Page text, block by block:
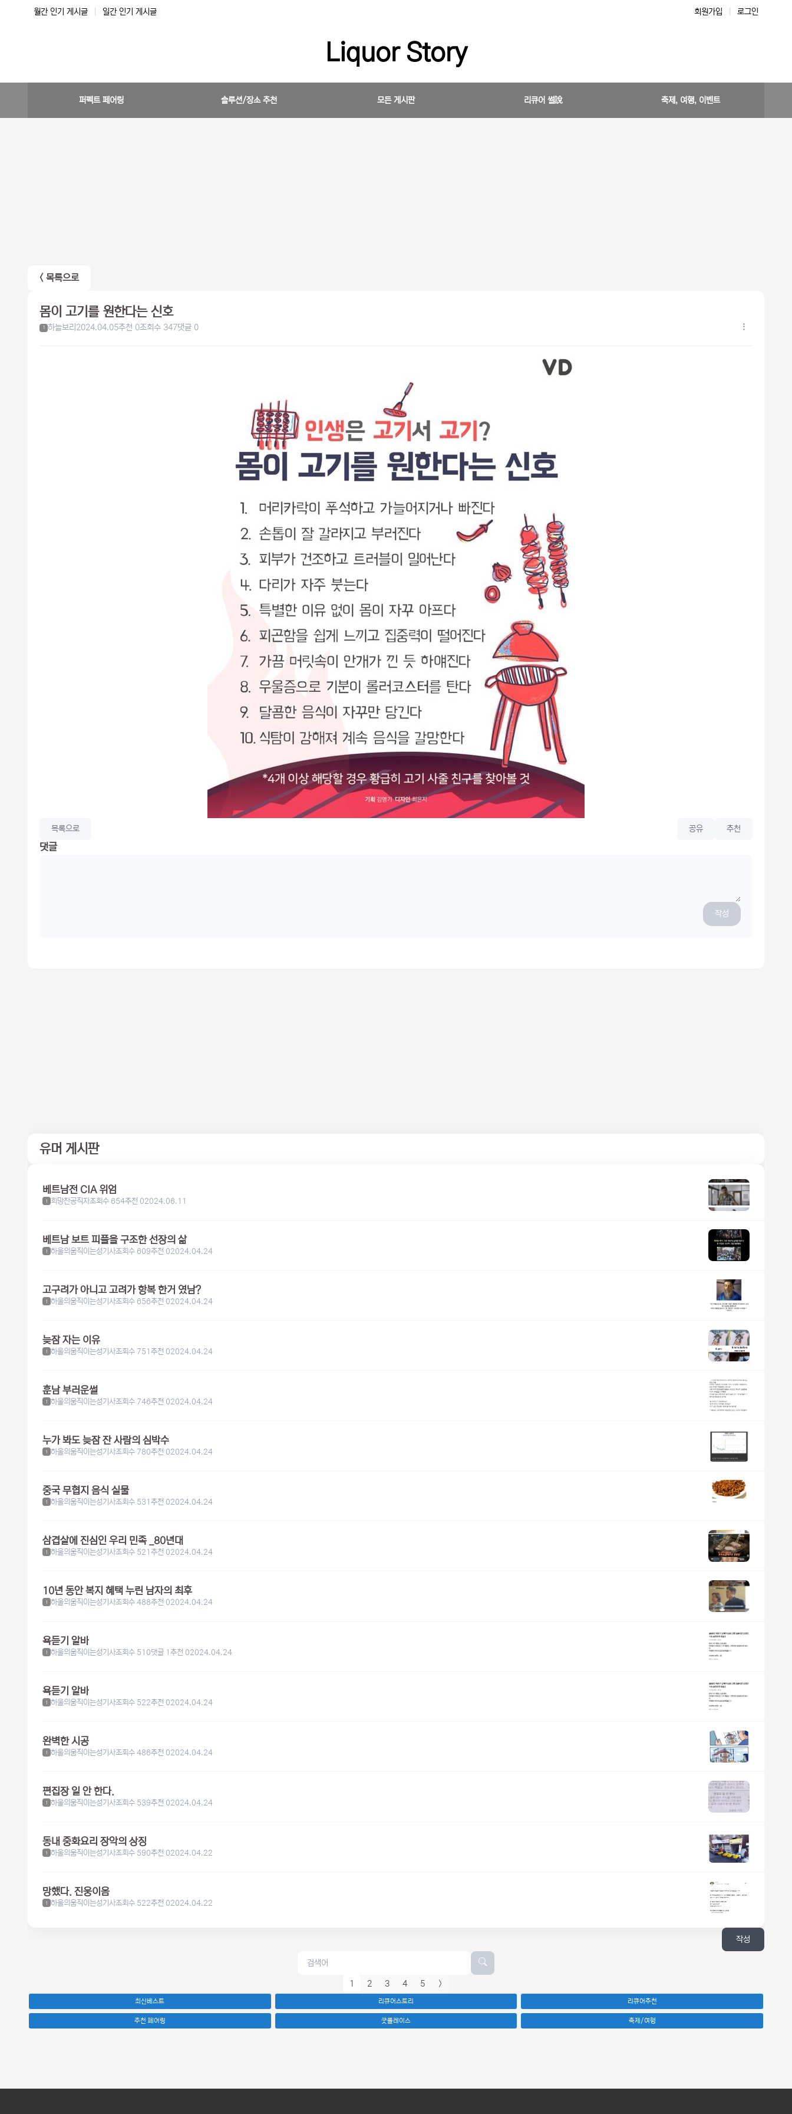
월간 인기 게시글 일간 인기 게시글 회원가입 로그인
Liquor Story
퍼펙트 페어링 솔루션/장소 추천 모든 게시판 리큐어 썰說 축제, 여행, 이벤트
< 목록으로
몸이 고기를 원한다는 신호
1 하늘보리 2024.04.05추천 0조회수 347댓글 0
목록으로 공유 추천
댓글
작성
유머 게시판
베트남전 CIA 위엄
1 희망찬공직자조회수 654추천 02024.06.11
베트남 보트 피플을 구조한 선장의 삶
1 하울의움직이는성기사조회수 609추천 02024.04.24
고구려가 아니고 고려가 항복 한거 였남?
1 하울의움직이는성기사조회수 656추천 02024.04.24
늦잠 자는 이유
1 하울의움직이는성기사조회수 751 추천 02024.04.24
훈남 부러운썰
1 하울의움직이는성기사조회수 746추천 02024.04.24
누가 봐도 늦잠 잔 사람의 심박수
1 하울의움직이는성기사조회수 780추천 02024.04.24
중국 무협지 음식 실물
1 하울의움직이는성기사조회수 531 추천 02024.04.24
삼겹살에 진심인 우리 민족 _80년대
1 하울의움직이는성기사조회수 521 추천 02024.04.24
10년 동안 복지 혜택 누린 남자의 최후
1 하울의움직이는성기사조회수 488추천 02024.04.24
욕듣기 알바
1 하울의움직이는성기사조회수 510댓글 1 추천 02024.04.24
욕듣기 알바
1 하울의움직이는성기사조회수 522추천 02024.04.24
완벽한 시공
1 하울의움직이는성기사조회수 486추천 02024.04.24
편집장 일 안 한다.
1 하울의움직이는성기사조회수 539추천 02024.04.24
동내 중화요리 장악의 상징
1 하울의움직이는성기사조회수 590추천 02024.04.22
망했다. 진웅이옴
1 하울의움직이는성기사조회수 522추천 02024.04.22
작성
1 2 3 4 5 >
최신베스트 리큐어스토리 리큐어추천
추천 페어링 굿플레이스 축제/여행